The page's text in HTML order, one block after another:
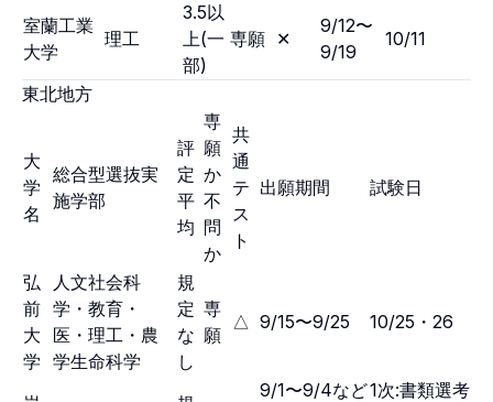
室蘭工業
大学
理工
3.5以
上(一
部)
専願 ✕
9/12〜
9/19
10/11
東北地方
大
学
名
総合型選抜実
施学部
評
定
平
均
専
願
か
不
問
か
共
通
テ
ス
ト
出願期間 試験日
弘
前
大
学
人文社会科
学・教育・
医・理工・農
学生命科学
規
定
な
し
専
願
△ 9/15〜9/25 10/25・26
9/1〜9/4など1次:書類選考